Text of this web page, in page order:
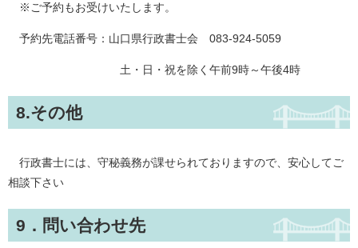
※ご予約もお受けいたします。
予約先電話番号：山口県行政書士会 083-924-5059
土・日・祝を除く午前9時～午後4時
8.その他
行政書士には、守秘義務が課せられておりますので、安心してご
相談下さい
9．問い合わせ先